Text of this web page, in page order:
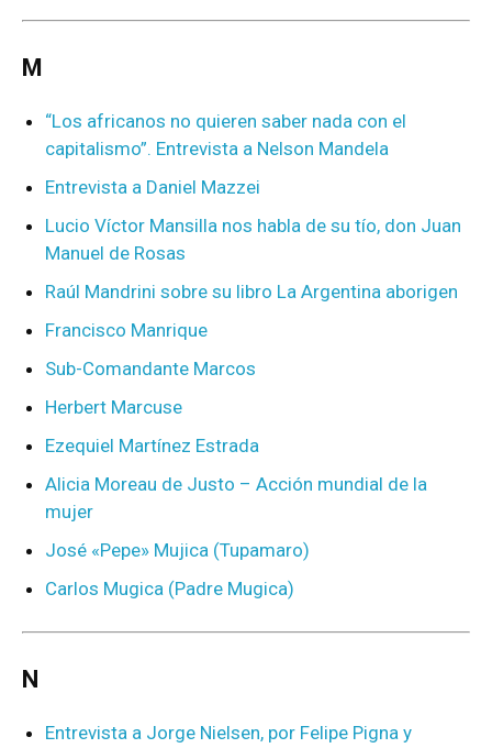
M
“Los africanos no quieren saber nada con el
capitalismo”. Entrevista a Nelson Mandela
Entrevista a Daniel Mazzei
Lucio Víctor Mansilla nos habla de su tío, don Juan
Manuel de Rosas
Raúl Mandrini sobre su libro La Argentina aborigen
Francisco Manrique
Sub-Comandante Marcos
Herbert Marcuse
Ezequiel Martínez Estrada
Alicia Moreau de Justo – Acción mundial de la
mujer
José «Pepe» Mujica (Tupamaro)
Carlos Mugica (Padre Mugica)
N
Entrevista a Jorge Nielsen, por Felipe Pigna y